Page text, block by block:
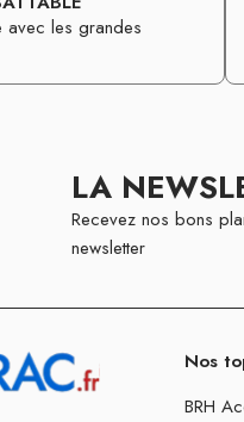
avec les grandes
LA
Recevez nos bons
newsletter
Nos
BRH